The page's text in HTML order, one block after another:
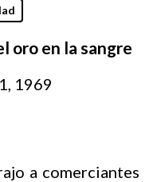
oro en la sangre
1969
a comerciantes